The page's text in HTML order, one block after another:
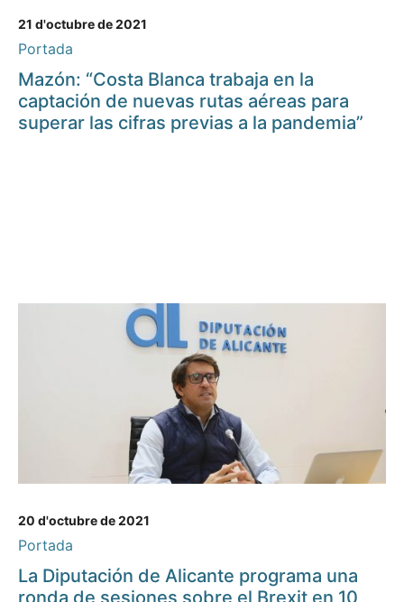
21 d'octubre de 2021
Portada
Mazón: “Costa Blanca trabaja en la
captación de nuevas rutas aéreas para
superar las cifras previas a la pandemia”
20 d'octubre de 2021
Portada
La Diputación de Alicante programa una